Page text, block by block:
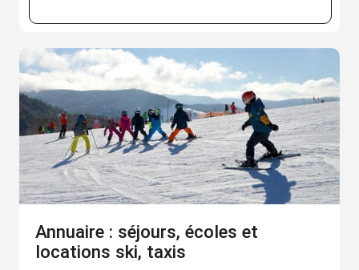
Annuaire : séjours, écoles et
locations ski, taxis